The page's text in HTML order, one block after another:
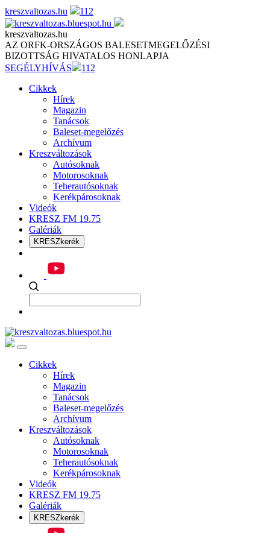
Skip
to
content
kreszvaltozas.hu 112
kreszvaltozas.hu
AZ ORFK-ORSZÁGOS BALESETMEGELŐZÉSI
BIZOTTSÁG HIVATALOS HONLAPJA
SEGÉLYHÍVÁS
112
Cikkek
Hírek
Magazin
Tanácsok
Baleset-megelőzés
Archívum
Kreszváltozások
Autósoknak
Motorosoknak
Teherautósoknak
Kerékpárosoknak
Videók
KRESZ FM 19.75
Galériák
KRESZkerék
Cikkek
Hírek
Magazin
Tanácsok
Baleset-megelőzés
Archívum
Kreszváltozások
Autósoknak
Motorosoknak
Teherautósoknak
Kerékpárosoknak
Videók
KRESZ FM 19.75
Galériák
KRESZkerék